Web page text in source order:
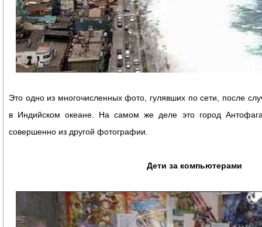
Это одно из многочисленных фото, гулявших по сети, после
в Индийском океане. На самом же деле это город
совершенно из другой фотографии.
Дети за компьютерами